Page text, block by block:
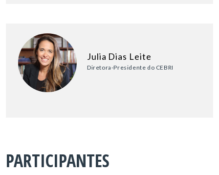
Julia Dias Leite
Diretora-Presidente do CEBRI
PARTICIPANTES